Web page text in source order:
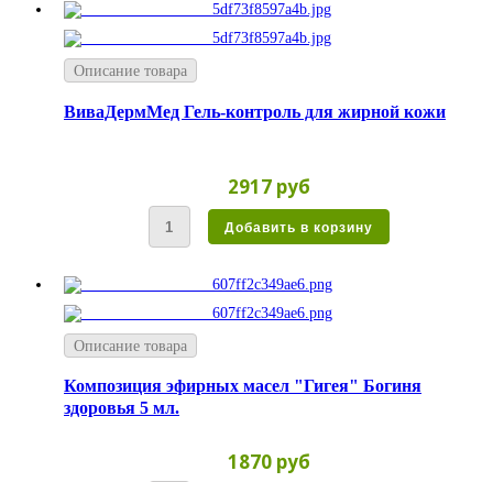
Описание товара
ВиваДермМед Гель-контроль для жирной кожи
2917 руб
Описание товара
Композиция эфирных масел "Гигея" Богиня
здоровья 5 мл.
1870 руб